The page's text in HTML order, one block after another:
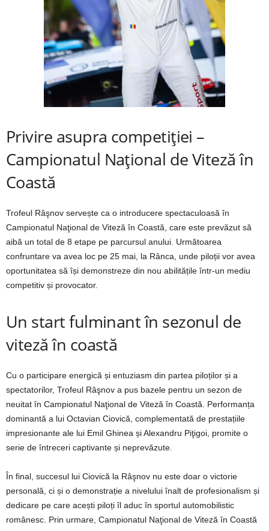
Privire asupra competiţiei –
Campionatul Naţional de Viteză în
Coastă
Trofeul Râşnov servește ca o introducere spectaculoasă în
Campionatul Naţional de Viteză în Coastă, care este prevăzut să
aibă un total de 8 etape pe parcursul anului. Următoarea
confruntare va avea loc pe 25 mai, la Rânca, unde piloții vor avea
oportunitatea să își demonstreze din nou abilitățile într-un mediu
competitiv și provocator.
Un start fulminant în sezonul de
viteză în coastă
Cu o participare energică și entuziasm din partea piloților și a
spectatorilor, Trofeul Râşnov a pus bazele pentru un sezon de
neuitat în Campionatul Naţional de Viteză în Coastă. Performanța
dominantă a lui Octavian Ciovică, complementată de prestațiile
impresionante ale lui Emil Ghinea și Alexandru Piţigoi, promite o
serie de întreceri captivante și neprevăzute.
În final, succesul lui Ciovică la Râşnov nu este doar o victorie
personală, ci și o demonstrație a nivelului înalt de profesionalism și
dedicare pe care acești piloți îl aduc în sportul automobilistic
românesc. Prin urmare, Campionatul Naţional de Viteză în Coastă